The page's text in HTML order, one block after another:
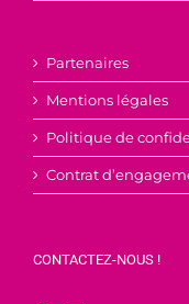
Partenaires
Mentions légales
Politique de
Contrat
CONTACTEZ-NOUS !